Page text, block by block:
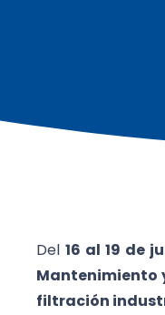
Del 16 al 19 de
Mantenimiento
filtración